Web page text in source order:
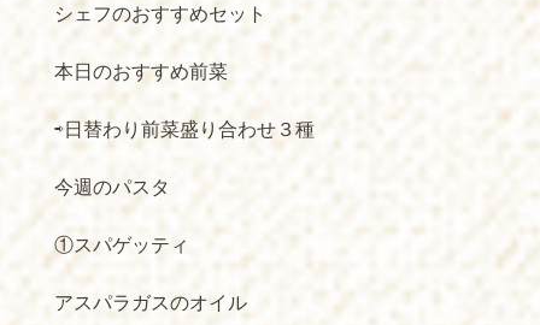
シェフのおすすめセット
本日のおすすめ前菜
⇨日替わり前菜盛り合わせ３種
今週のパスタ
①スパゲッティ
アスパラガスのオイル